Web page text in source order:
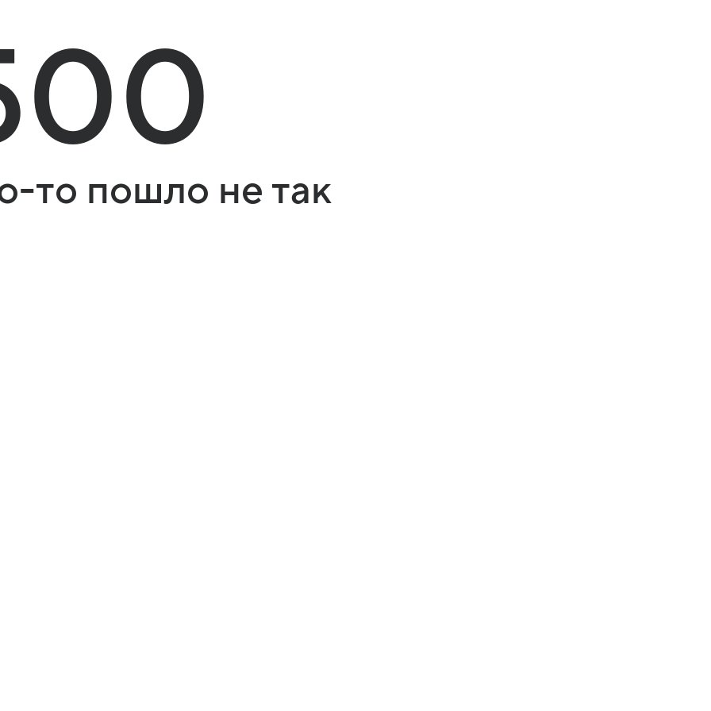
то пошло не так